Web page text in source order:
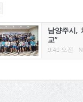
남양주시,
교”
9:49 오전